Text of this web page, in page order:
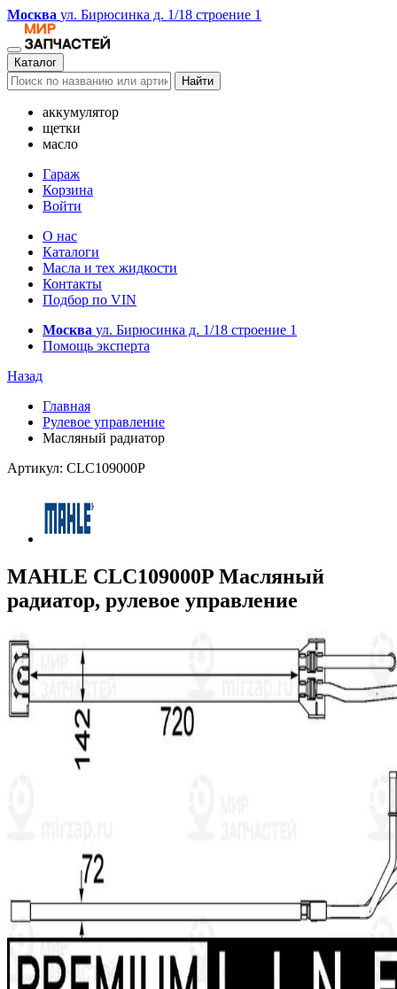
Москва ул. Бирюсинка д. 1/18 строение 1
Каталог
Найти
аккумулятор
щетки
масло
Гараж
Корзина
Войти
О нас
Каталоги
Масла и тех жидкости
Контакты
Подбор по VIN
Москва ул. Бирюсинка д. 1/18 строение 1
Помощь эксперта
Назад
Главная
Рулевое управление
Масляный радиатор
Артикул: CLC109000P
MAHLE CLC109000P Масляный
радиатор, рулевое управление